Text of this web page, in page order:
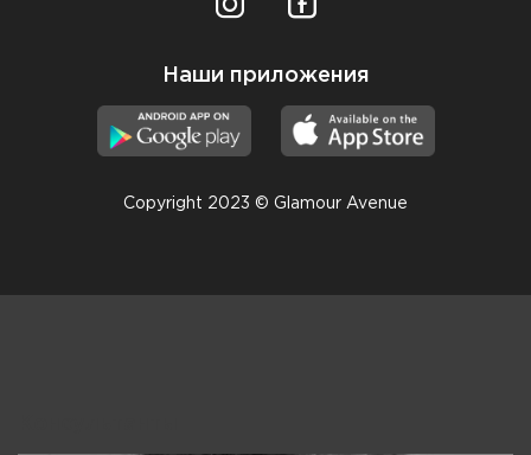
Наши приложения
Copyright 2023 © Glamour Avenue